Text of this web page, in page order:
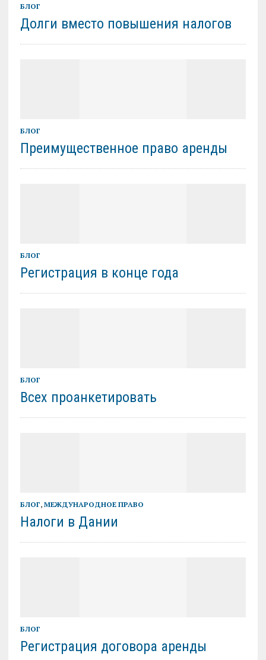
БЛОГ
Долги вместо повышения налогов
БЛОГ
Преимущественное право аренды
БЛОГ
Регистрация в конце года
БЛОГ
Всех проанкетировать
БЛОГ, МЕЖДУНАРОДНОЕ ПРАВО
Налоги в Дании
БЛОГ
Регистрация договора аренды